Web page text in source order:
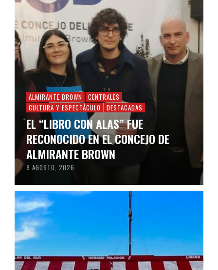
ALMIRANTE BROWN
CENTRALES
CULTURA Y ESPECTÁCULO
DESTACADAS
EL “LIBRO CON ALAS” FUE
RECONOCIDO EN EL CONCEJO DE
ALMIRANTE BROWN
8 AGOSTO, 2026